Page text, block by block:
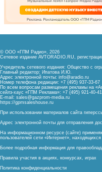
© ООО «ГПМ Радио», 2026
Сетевое издание AVTORADIO.RU,
Учредитель сетевого издания: Общество с
Главный редактор: Ипатова И.Ю.
Адрес электронной почты: info@aradio.ru
Номер телефона редакции: +7 (495) 937-33-67
По всем вопросам размещения рекламы на
сейлз-хаус «ГПМ Реклама»: +7 (495) 921-40-41
E-mail: sales@gazprom-media.ru
https://gpmsaleshouse.ru
При использовании материалов сайта
Адрес электронной почты для отправления
На информационном ресурсе (сайте)
пользователей сети «Интернет»,
Более подробная информация для
Правила участия в акциях, конкурсах, играх
Политика конфиденциальности